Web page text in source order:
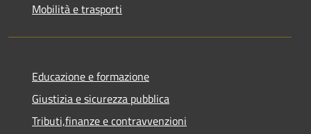
Mobilità e trasporti
Educazione e formazione
Giustizia e sicurezza pubblica
Tributi,finanze e contravvenzioni